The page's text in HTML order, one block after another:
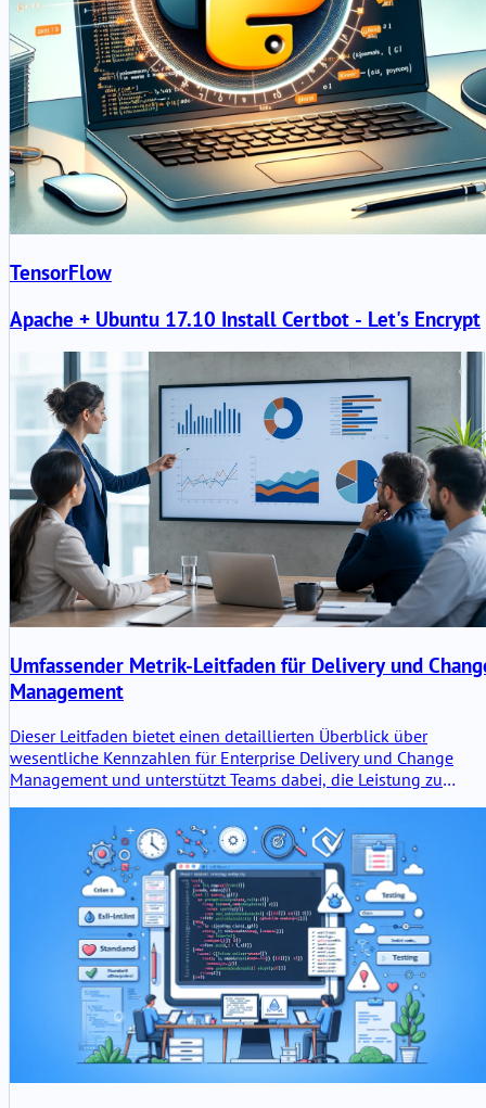
TensorFlow
Apache + Ubuntu 17.10 Install Certbot - Let's Encrypt
Umfassender Metrik-Leitfaden für Delivery und
Management
Dieser Leitfaden bietet einen detaillierten Überblick über
wesentliche Kennzahlen für Enterprise Delivery und Change
Management und unterstützt Teams dabei, die Leistung zu
Verbesserung voranzutreiben. Entdecken Sie
Schlüsselindikatoren, Berechnungsmethoden und Best
um Ihre Kennzahlen an Geschäftsergebnisse anzupassen.